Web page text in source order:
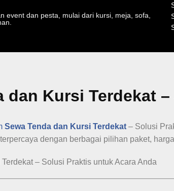
event dan pesta, mulai dari kursi, meja, sofa,
dan Kursi Terdekat
Sewa Tenda dan Kursi Terdekat – Solusi
dengan berbagai pilihan paket,